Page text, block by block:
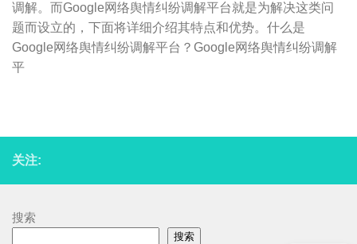
调解。而Google网络舆情纠纷调解平台就是为解决这类问
题而设立的，下面将详细介绍其特点和优势。什么是
Google网络舆情纠纷调解平台？Google网络舆情纠纷调解
平
关注:
搜索
搜索